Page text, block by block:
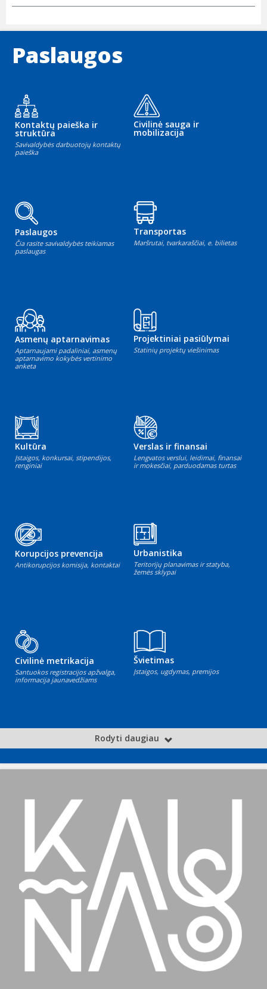
Paslaugos
Kontaktų paieška ir
struktūra
Savivaldybės darbuotojų kontaktų
paieška
Civilinė sauga ir
mobilizacija
Paslaugos
Čia rasite savivaldybės teikiamas
paslaugas
Transportas
Maršrutai, tvarkaraščiai, e. bilietas
Asmenų aptarnavimas
Aptarnaujami padaliniai, asmenų
aptarnavimo kokybės vertinimo
anketa
Projektiniai pasiūlymai
Statinių projektų viešinimas
Kultūra
Įstaigos, konkursai, stipendijos,
renginiai
Verslas ir finansai
Lengvatos verslui, leidimai, finansai
ir mokesčiai, parduodamas turtas
Korupcijos prevencija
Antikorupcijos komisija, kontaktai
Urbanistika
Teritorijų planavimas ir statyba,
žemės sklypai
Civilinė metrikacija
Santuokos registracijos apžvalga,
informacija jaunavedžiams
Švietimas
Įstaigos, ugdymas, premijos
Rodyti daugiau